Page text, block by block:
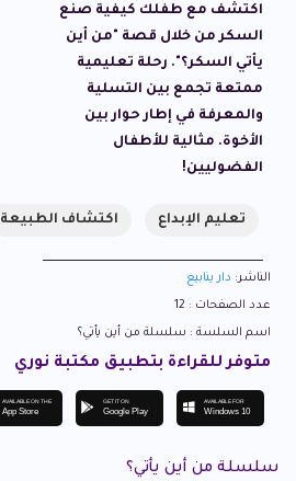
اكتشف مع طفلك كيفية صنع
السكر من خلال قصة "من أين
يأتي السكر؟". رحلة تعليمية
ممتعة تجمع بين التسلية
والمعرفة في إطار حوار بين
الأخوة. مثالية للأطفال
الفضوليين!
تعليم الإبداع اكتشاف الطبيعة
الناشر: دار ينابيع
عدد الصفحات : 12
اسم السلسة : سلسلة من أين يأتي؟
متوفر للقراءة بتطبيق مكتبة نوري
AVAILABLE ON THE
App Store
GET IT ON
Google Play
AVAILABLE FOR
Windows 10
سلسلة من أين يأتي؟